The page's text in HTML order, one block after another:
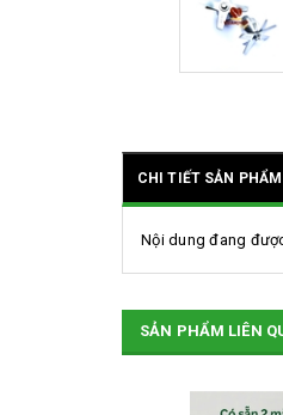
CHI TIẾT SẢN PHẨM
Nội dung đang
SẢN PHẨM LIÊN